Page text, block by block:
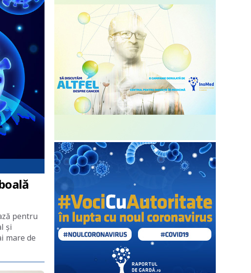
pentru
și
mare de